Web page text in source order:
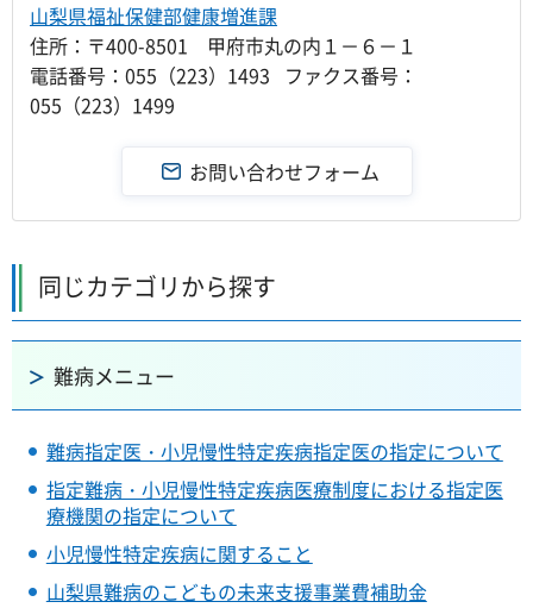
山梨県福祉保健部健康増進課
住所：〒400-8501 甲府市丸の内１－６－１
電話番号：055（223）1493 ファクス番号：
055（223）1499
同じカテゴリから探す
難病メニュー
難病指定医・小児慢性特定疾病指定医の指定について
指定難病・小児慢性特定疾病医療制度における指定医
療機関の指定について
小児慢性特定疾病に関すること
山梨県難病のこどもの未来支援事業費補助金